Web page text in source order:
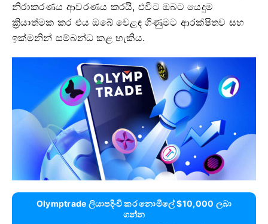
නිරාකරණය ආවරණය කරයි, එවිට ඔබට යෙදුම
ක්‍රියාත්මක කර එය ඔබේ වෙළඳ ගිණුමට ආරක්ෂිතව සහ
ඉක්මනින් සම්බන්ධ කළ හැකිය.
Olymptrade ලියාපදිංචි කර නොමිලේ $10,000 ලබා
ගන්න